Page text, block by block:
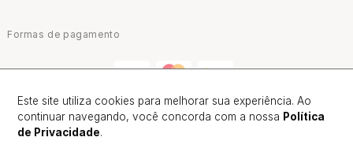
Formas de pagamento
Este site utiliza cookies para melhorar sua experiência. Ao
continuar navegando, você concorda com a nossa Política
de Privacidade.